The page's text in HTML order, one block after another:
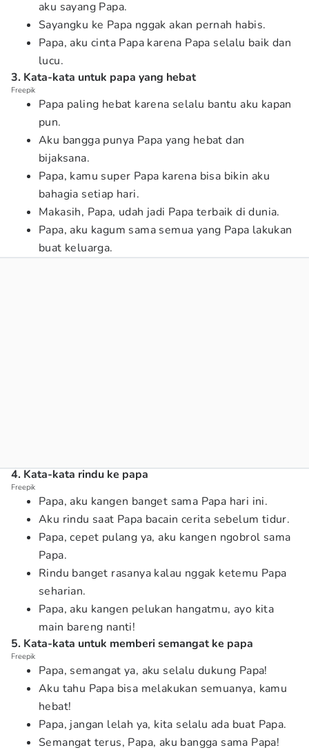
aku sayang Papa.
Sayangku ke Papa nggak akan pernah habis.
Papa, aku cinta Papa karena Papa selalu baik dan
lucu.
3. Kata-kata untuk papa yang hebat
Freepik
Papa paling hebat karena selalu bantu aku kapan
pun.
Aku bangga punya Papa yang hebat dan
bijaksana.
Papa, kamu super Papa karena bisa bikin aku
bahagia setiap hari.
Makasih, Papa, udah jadi Papa terbaik di dunia.
Papa, aku kagum sama semua yang Papa lakukan
buat keluarga.
4. Kata-kata rindu ke papa
Freepik
Papa, aku kangen banget sama Papa hari ini.
Aku rindu saat Papa bacain cerita sebelum tidur.
Papa, cepet pulang ya, aku kangen ngobrol sama
Papa.
Rindu banget rasanya kalau nggak ketemu Papa
seharian.
Papa, aku kangen pelukan hangatmu, ayo kita
main bareng nanti!
5. Kata-kata untuk memberi semangat ke papa
Freepik
Papa, semangat ya, aku selalu dukung Papa!
Aku tahu Papa bisa melakukan semuanya, kamu
hebat!
Papa, jangan lelah ya, kita selalu ada buat Papa.
Semangat terus, Papa, aku bangga sama Papa!